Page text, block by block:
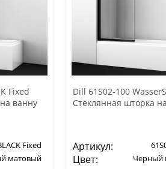
Fixed
ванну
Fixed
матовый
Dill 61S02-100
Стеклянная шторка
Артикул:
Цвет: Черный